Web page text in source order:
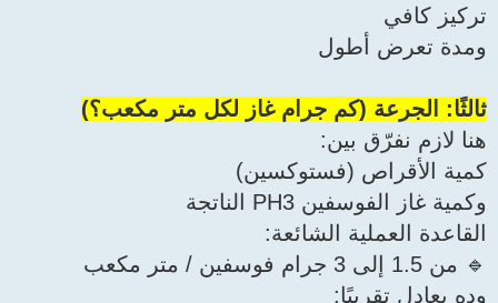
تركيز كافي
ومدة تعرض أطول
ثالثًا: الجرعة (كم جرام غاز لكل متر مكعب؟)
هنا لازم نفرّق بين:
كمية الأقراص (فستوكسين)
وكمية غاز الفوسفين PH3 الناتجة
القاعدة العملية الشائعة:
🔹 من 1.5 إلى 3 جرام فوسفين / متر مكعب
وده يعادل تقريبًا: